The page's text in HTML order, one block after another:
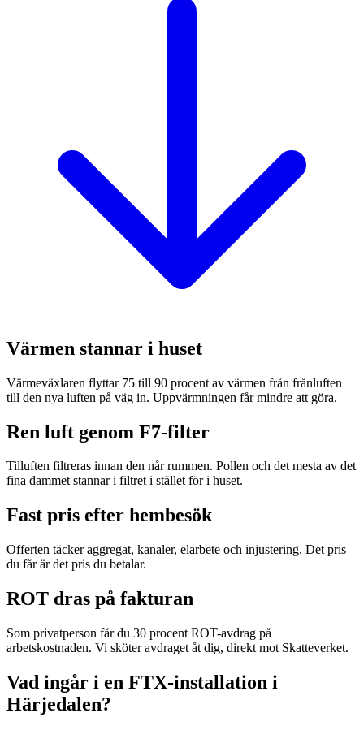
Värmen stannar i huset
Värmeväxlaren flyttar 75 till 90 procent av värmen från frånluften
till den nya luften på väg in. Uppvärmningen får mindre att göra.
Ren luft genom F7-filter
Tilluften filtreras innan den når rummen. Pollen och det mesta av det
fina dammet stannar i filtret i stället för i huset.
Fast pris efter hembesök
Offerten täcker aggregat, kanaler, elarbete och injustering. Det pris
du får är det pris du betalar.
ROT dras på fakturan
Som privatperson får du 30 procent ROT-avdrag på
arbetskostnaden. Vi sköter avdraget åt dig, direkt mot Skatteverket.
Vad ingår i en FTX-installation i
Härjedalen?